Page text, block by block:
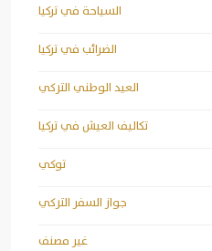
السياحة في تركيا
الضرائب في تركيا
العيد الوطني التركي
تكاليف العيش في تركيا
توكي
جواز السفر التركي
غير مصنف